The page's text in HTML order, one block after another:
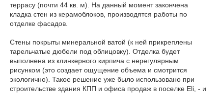
террасу (почти 44 кв. м). На данный момент закончена
кладка стен из керамоблоков, производятся работы по
отделке фасадов.
Стены покрыты минеральной ватой (к ней прикреплены
тарельчатые дюбели под облицовку). Отделка будет
выполнена из клинкерного кирпича с нерегулярным
рисунком (это создает ощущение объема и смотрится
экологично). Такое решение уже было использовано при
строительстве здания КПП и офиса продаж в поселке Eli, - и